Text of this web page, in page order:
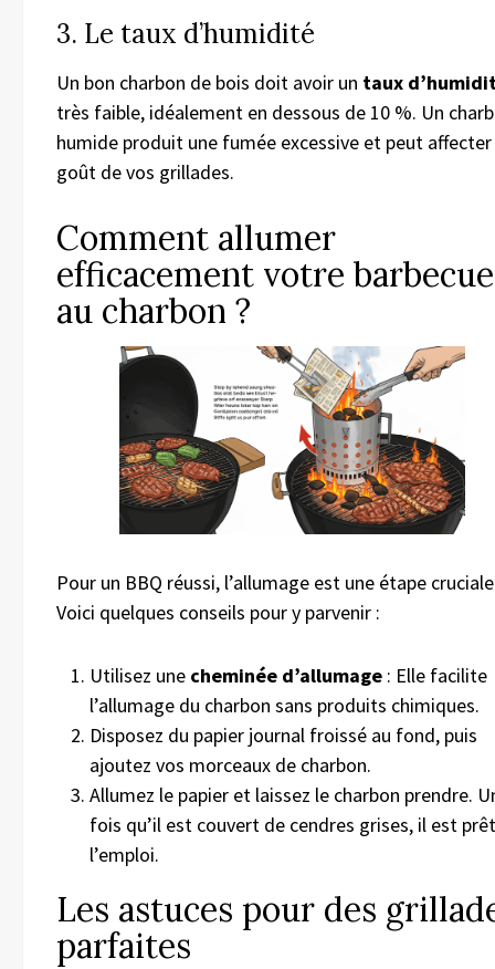
3. Le taux d’humidité
Un bon charbon de bois doit avoir un taux
très faible, idéalement en dessous de 10 %. Un
humide produit une fumée excessive et peut
goût de vos grillades.
Comment allumer
efficacement votre barbecue
au charbon ?
Pour un BBQ réussi, l’allumage est une étape
Voici quelques conseils pour y parvenir :
Utilisez une cheminée d’allumage : Elle facilite
l’allumage du charbon sans produits chimiques.
Disposez du papier journal froissé au fond, puis
ajoutez vos morceaux de charbon.
Allumez le papier et laissez le charbon prendre.
fois qu’il est couvert de cendres grises, il est
l’emploi.
Les astuces pour des
parfaites